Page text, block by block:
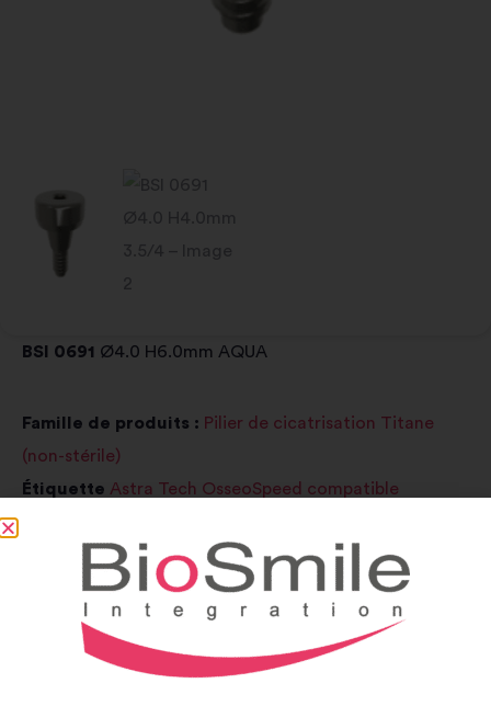
BSI 0691 Ø4.0 H6.0mm AQUA
Famille de produits : Pilier de cicatrisation Titane
(non-stérile)
Étiquette Astra Tech OsseoSpeed compatible
19,00
Ajouter au panier